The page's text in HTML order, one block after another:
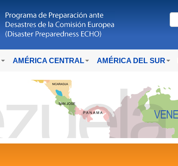
AMÉRICA CENTRAL AMÉRICA DEL SUR